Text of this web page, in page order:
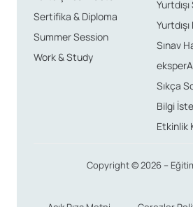
Sertifika & Diploma
Summer Session
Work & Study
Sınav
Sıkça
Bilgi
Etkinlik
Copyright © 2026 –